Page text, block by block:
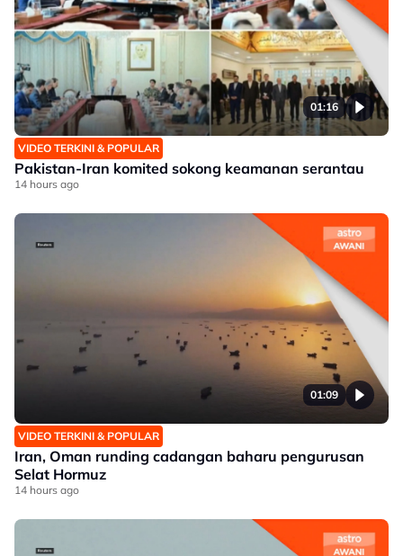
01:16
VIDEO TERKINI & POPULAR
Pakistan-Iran komited sokong keamanan serantau
14 hours ago
01:09
VIDEO TERKINI & POPULAR
Iran, Oman runding cadangan baharu pengurusan
Selat Hormuz
14 hours ago